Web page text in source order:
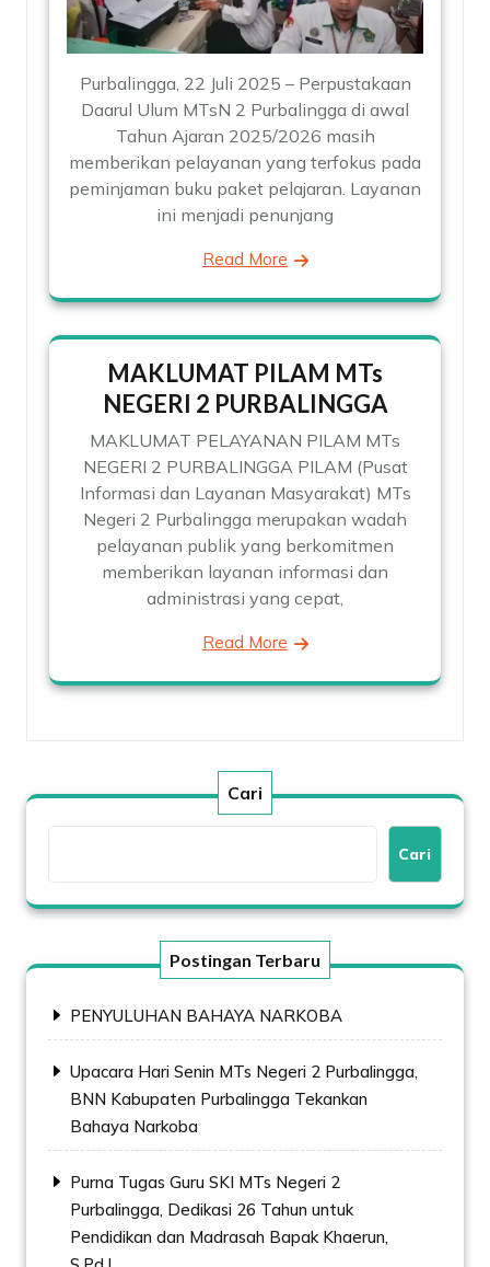
Purbalingga, 22 Juli 2025 – Perpustakaan
Daarul Ulum MTsN 2 Purbalingga di awal
Tahun Ajaran 2025/2026 masih
memberikan pelayanan yang terfokus pada
peminjaman buku paket pelajaran. Layanan
ini menjadi penunjang
Read More
MAKLUMAT PILAM MTs
NEGERI 2 PURBALINGGA
MAKLUMAT PELAYANAN PILAM MTs
NEGERI 2 PURBALINGGA PILAM (Pusat
Informasi dan Layanan Masyarakat) MTs
Negeri 2 Purbalingga merupakan wadah
pelayanan publik yang berkomitmen
memberikan layanan informasi dan
administrasi yang cepat,
Read More
Cari
Cari
Postingan Terbaru
PENYULUHAN BAHAYA NARKOBA
Upacara Hari Senin MTs Negeri 2 Purbalingga,
BNN Kabupaten Purbalingga Tekankan
Bahaya Narkoba
Purna Tugas Guru SKI MTs Negeri 2
Purbalingga, Dedikasi 26 Tahun untuk
Pendidikan dan Madrasah Bapak Khaerun,